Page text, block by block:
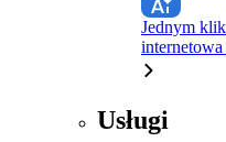
Jednym
Usługi